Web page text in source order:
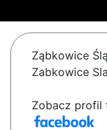
Ząbkowice
Zabkowice
Zobacz profil